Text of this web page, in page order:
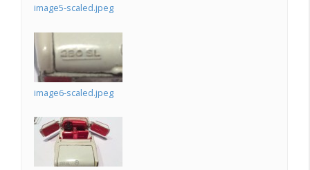
image5-scaled.jpeg
image6-scaled.jpeg